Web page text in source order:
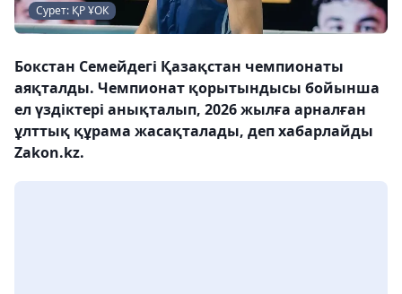
Сурет: ҚР ҰОК
Бокстан Семейдегі Қазақстан чемпионаты
аяқталды. Чемпионат қорытындысы бойынша
ел үздіктері анықталып, 2026 жылға арналған
ұлттық құрама жасақталады, деп хабарлайды
Zakon.kz.